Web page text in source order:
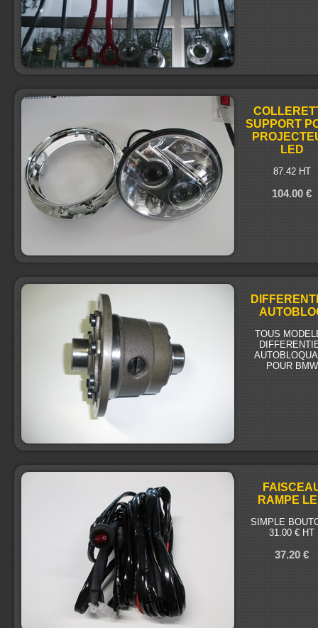
SUPPORT
LED
87.42 HT
104.00 €
TOUS
POUR BMW
RAMPE
SIMPLE
31.00 € HT
37.20 €